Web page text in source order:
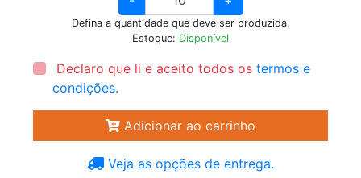
Defina a quantidade que deve ser produzida.
Estoque: Disponível
Declaro que li e aceito todos ostermos e
condições.
Adicionar ao carrinho
Veja as opções de entrega.